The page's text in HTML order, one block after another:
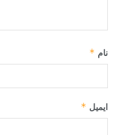
نام *
ایمیل *